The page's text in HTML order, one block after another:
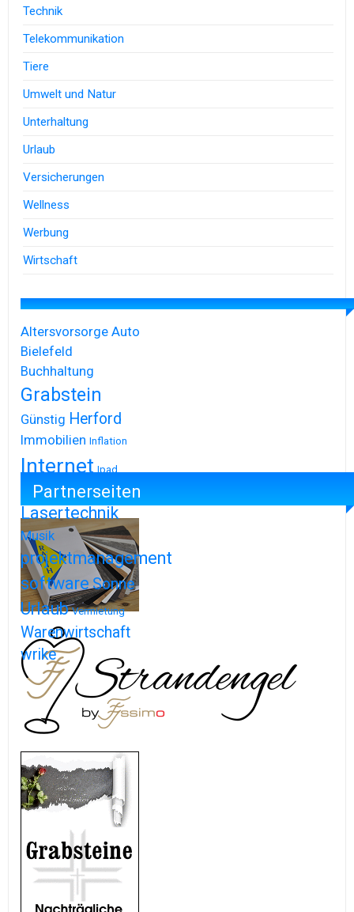
Technik
Telekommunikation
Tiere
Umwelt und Natur
Unterhaltung
Urlaub
Versicherungen
Wellness
Werbung
Wirtschaft
Altersvorsorge Auto
Bielefeld
Buchhaltung
Grabstein
Günstig Herford
Immobilien Inflation
Internet Ipad
Iphone
Lasertechnik
Musik
projektmanagement
softwareSonne
Urlaub Vermietung
Warenwirtschaft
wrike
Partnerseiten